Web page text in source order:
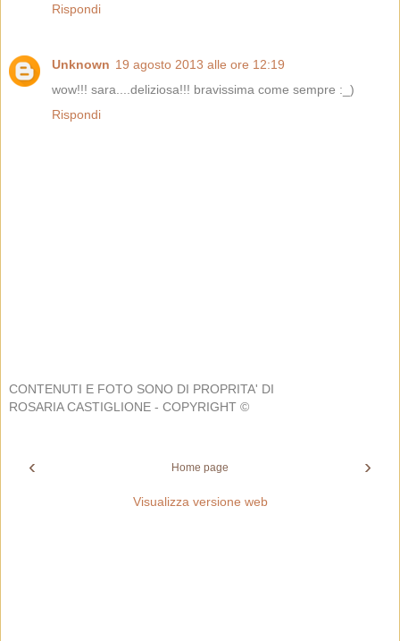
Rispondi
Unknown 19 agosto 2013 alle ore 12:19
wow!!! sara....deliziosa!!! bravissima come sempre :_)
Rispondi
CONTENUTI E FOTO SONO DI PROPRITA' DI
ROSARIA CASTIGLIONE - COPYRIGHT ©
‹ ›
Home page
Visualizza versione web